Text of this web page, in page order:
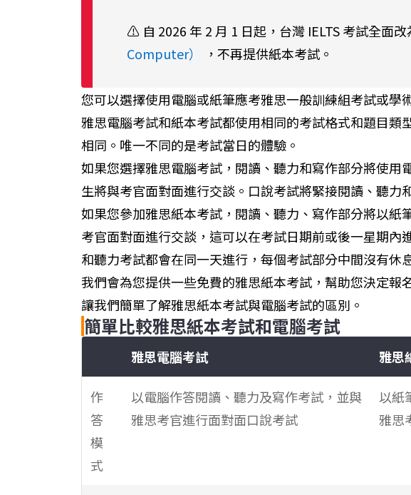
⚠️ 自 2026 年 2 月 1 日起，台灣 IELTS 考試全面改
Computer）
，不再提供紙本考試。
您可以選擇使用電腦或紙筆應考雅思一般訓練組考試或學
雅思電腦考試和紙本考試都使用相同的考試格式和題目類
相同。唯一不同的是考試當日的體驗。
如果您選擇雅思電腦考試，閱讀、聽力和寫作部分將使用
生將與考官面對面進行交談。口說考試將緊接閱讀、聽力
如果您參加雅思紙本考試，閱讀、聽力、寫作部分將以紙
考官面對面進行交談，這可以在考試日期前或後一星期內
和聽力考試都會在同一天進行，每個考試部分中間沒有休
我們會為您提供一些免費的雅思紙本考試，幫助您決定報
讓我們簡單了解雅思紙本考試與電腦考試的區別。
簡單比較雅思紙本考試和電腦考試
雅思電腦考試 雅思
作
答
模
式
以電腦作答閱讀、聽力及寫作考試，並與
雅思考官進行面對面口說考試
以紙
雅思